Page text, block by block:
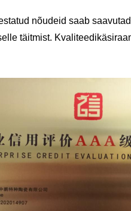
nõudeid saab
täitmist.